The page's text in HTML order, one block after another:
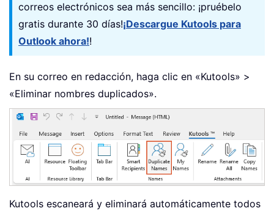
correos electrónicos sea más sencillo: ¡pruébelo
gratis durante 30 días!¡Descargue Kutools para
Outlook ahora!!
En su correo en redacción, haga clic en «Kutools» >
«Eliminar nombres duplicados».
Kutools escaneará y eliminará automáticamente todos